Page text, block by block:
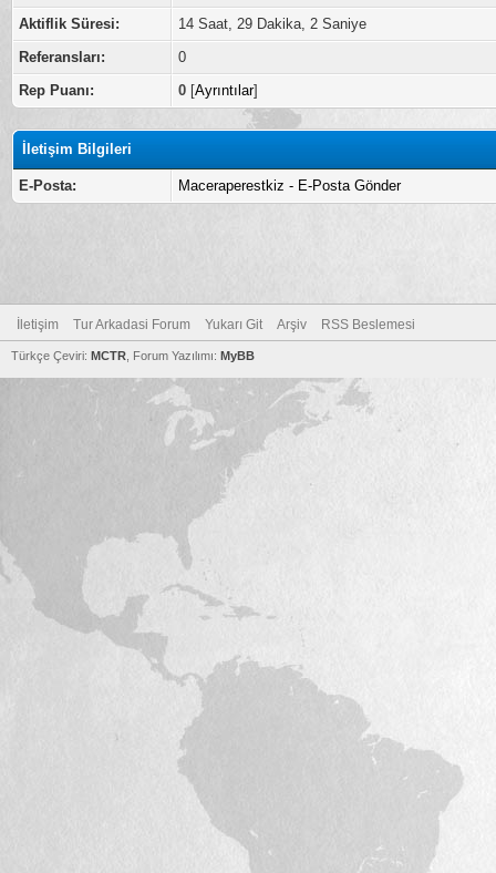
Aktiflik Süresi:
14 Saat, 29 Dakika, 2 Saniye
Referansları:
0
Rep Puanı:
0 [Ayrıntılar]
İletişim Bilgileri
E-Posta: Maceraperestkiz - E-Posta Gönder
İletişim Tur Arkadasi Forum Yukarı Git Arşiv RSS Beslemesi
Türkçe Çeviri: MCTR , Forum Yazılımı: MyBB